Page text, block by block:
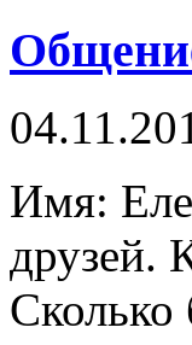
Имя:
друзей.
Сколько